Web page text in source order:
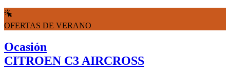
OFERTAS DE VERANO
Ocasión
CITROEN C3 AIRCROSS